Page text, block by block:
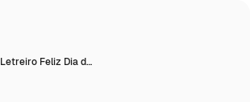
Letreiro Feliz Dia d…